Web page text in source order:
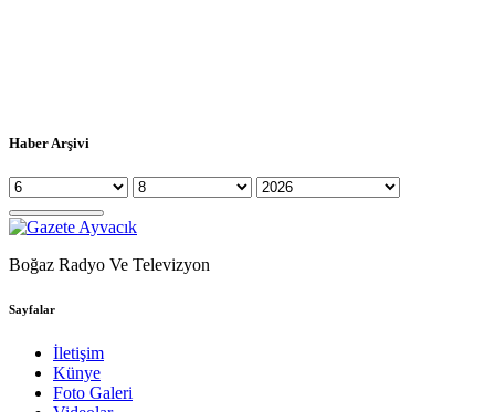
Haber Arşivi
Boğaz Radyo Ve Televizyon
Sayfalar
İletişim
Künye
Foto Galeri